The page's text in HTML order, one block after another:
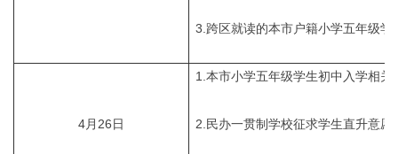
3.跨区就读的本市户籍小学五年级
4月26日
1.本市小学五年级学生初中入学相
2.民办一贯制学校征求学生直升意愿